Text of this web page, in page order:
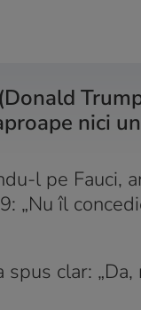
nici
l pe Fauci,
„Nu îl
clar: „Da,